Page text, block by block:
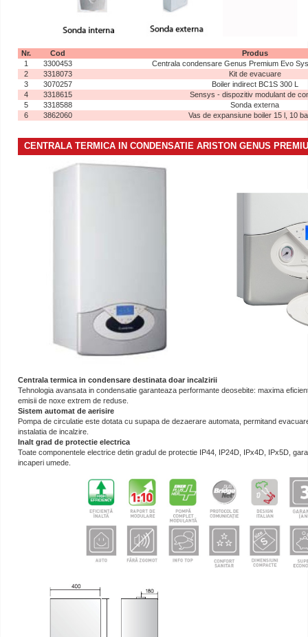
Nr. Cod
Produs
1
3300453
Centrala condensare Genus Premium Evo
2
3318073
Kit de evacuare
3
3070257
Boiler indirect BC1S 300 L
4
3318615
Sensys - dispozitiv modulant de
5
3318588
Sonda externa
6
3862060 Vas de expansiune boiler 15 l, 10
CENTRALA TERMICA IN CONDENSATIE ARISTON GENUS
Centrala termica in condensare destinata doar incalzirii
Tehnologia avansata in condensatie garanteaza performante deosebite: maxima
emisii de noxe extrem de reduse.
Sistem automat de aerisire
Pompa de circulatie este dotata cu supapa de dezaerare automata, permitand
instalatia de incalzire.
Inalt grad de protectie electrica
Toate componentele electrice detin gradul de protectie IP44, IP24D, IPx4D, IPx5D,
incaperi umede.